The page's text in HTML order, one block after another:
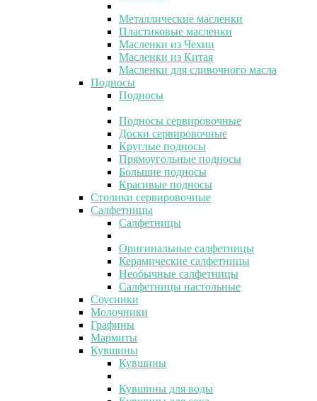
Металлические масленки
Пластиковые масленки
Масленки из Чехии
Масленки из Китая
Масленки для сливочного масла
Подносы
Подносы
Подносы сервировочные
Доски сервировочные
Круглые подносы
Прямоугольные подносы
Большие подносы
Красивые подносы
Столики сервировочные
Салфетницы
Салфетницы
Оригинальные салфетницы
Керамические салфетницы
Необычные салфетницы
Салфетницы настольные
Соусники
Молочники
Графины
Мармиты
Кувшины
Кувшины
Кувшины для воды